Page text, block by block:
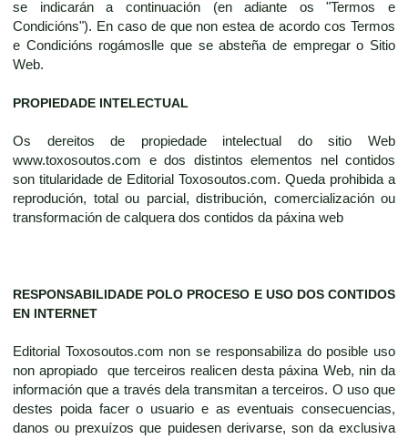
se indicarán a continuación (en adiante os "Termos e
Condicións"). En caso de que non estea de acordo cos Termos
e Condicións rogámoslle que se absteña de empregar o Sitio
Web.
PROPIEDADE INTELECTUAL
Os dereitos de propiedade intelectual do sitio Web
www.toxosoutos.com e dos distintos elementos nel contidos
son titularidade de Editorial Toxosoutos.com. Queda prohibida a
reprodución, total ou parcial, distribución, comercialización ou
transformación de calquera dos contidos da páxina web
RESPONSABILIDADE POLO PROCESO E USO DOS CONTIDOS
EN INTERNET
Editorial Toxosoutos.com non se responsabiliza do posible uso
non apropiado que terceiros realicen desta páxina Web, nin da
información que a través dela transmitan a terceiros. O uso que
destes poida facer o usuario e as eventuais consecuencias,
danos ou prexuízos que puidesen derivarse, son da exclusiva